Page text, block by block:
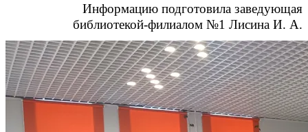
Информацию подготовила заведующая
библиотекой-филиалом №1 Лисина И. А.